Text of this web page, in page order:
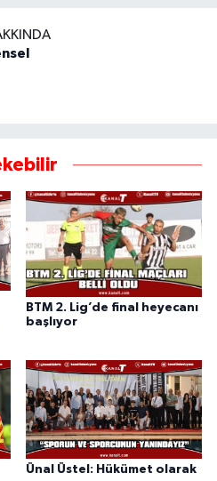
BTM 2. Lig’de final heyecanı
başlıyor
Ünal Üstel: Hükümet olarak